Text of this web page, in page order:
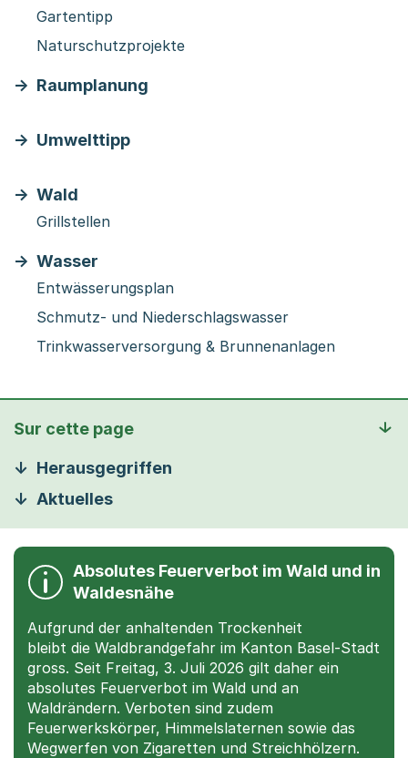
Gartentipp
Naturschutzprojekte
Raumplanung
Umwelttipp
Wald
Grillstellen
Wasser
Entwässerungsplan
Schmutz- und Niederschlagswasser
Trinkwasserversorgung & Brunnenanlagen
Sur cette page
Herausgegriffen
Aktuelles
Absolutes Feuerverbot im Wald und in
Waldesnähe
Aufgrund der anhaltenden Trockenheit
bleibt die Waldbrandgefahr im Kanton Basel-Stadt
gross. Seit Freitag, 3. Juli 2026 gilt daher ein
absolutes Feuerverbot im Wald und an
Waldrändern. Verboten sind zudem
Feuerwerkskörper, Himmelslaternen sowie das
Wegwerfen von Zigaretten und Streichhölzern.